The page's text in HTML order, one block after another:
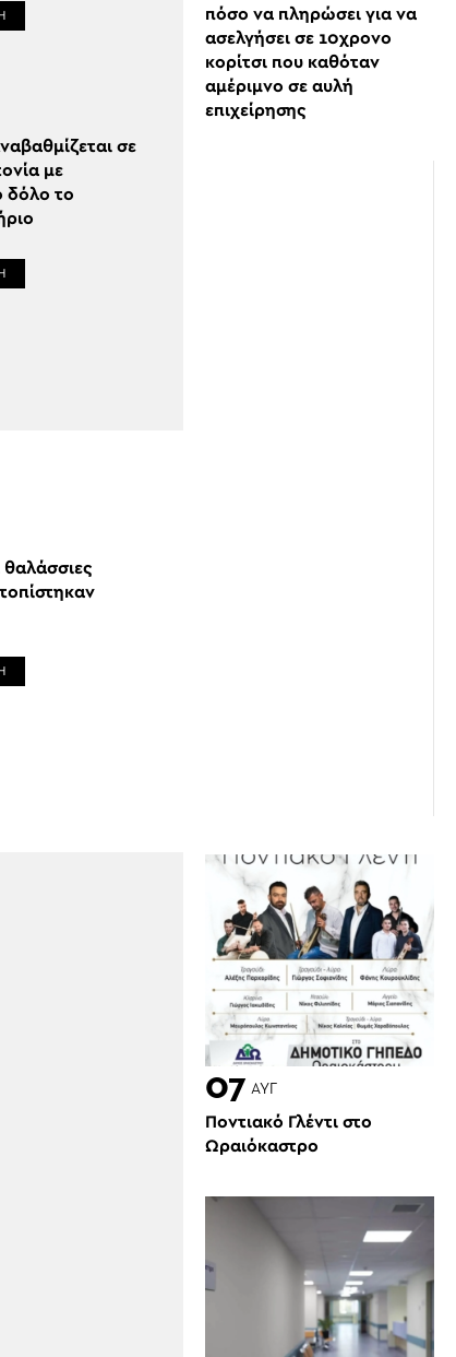
σε
με
δόλο το
θαλάσσιες
πόσο να πληρώσει για να
ασελγήσει σε 10χρονο
κορίτσι που καθόταν
αμέριμνο σε αυλή
επιχείρησης
07 ΑΥΓ
Ποντιακό Γλέντι στο
Ωραιόκαστρο